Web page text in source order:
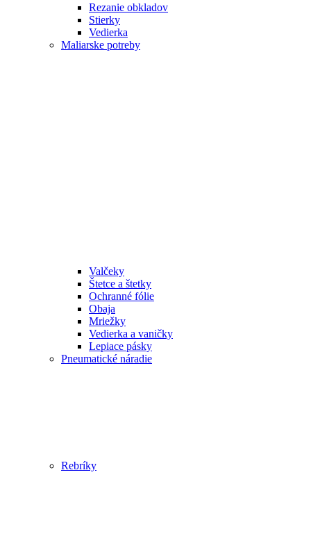
Rezanie obkladov
Stierky
Vedierka
Maliarske potreby
Valčeky
Štetce a štetky
Ochranné fólie
Obaja
Mriežky
Vedierka a vaničky
Lepiace pásky
Pneumatické náradie
Rebríky